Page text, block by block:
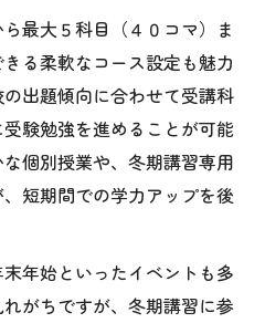
に冬期講習を活かす方法
過ごし方とは
冬休みの学習計画例
する受験対策のコツ
中に意識するポイント
受験対策習慣作り
と受験対策の関係性
講習の選び方
最大５科目（４０コマ）ま
る柔軟なコース設定も魅力
出題傾向に合わせて受講科
験勉強を進めることが可能
個別授業や、冬期講習専用
短期間での学力アップを後
年始といったイベントも多
がちですが、冬期講習に参